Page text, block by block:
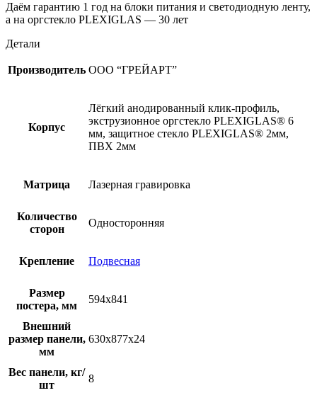
Даём гарантию 1 год на блоки питания и светодиодную ленту,
а на оргстекло PLEXIGLAS — 30 лет
Детали
Производитель ООО “ГРЕЙАРТ”
Корпус
Лёгкий анодированный клик-профиль,
экструзионное оргстекло PLEXIGLAS® 6
мм, защитное стекло PLEXIGLAS® 2мм,
ПВХ 2мм
Матрица Лазерная гравировка
Количество
сторон
Односторонняя
Крепление Подвесная
Размер
постера, мм
594х841
Внешний
размер панели,
мм
630х877х24
Вес панели, кг/
шт
8